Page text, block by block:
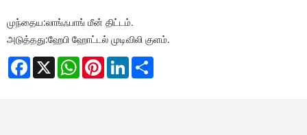
முந்தைய:லாங்ஃபாங் மீன் திட்டம்.
அடுத்தது:ஹேபி ஹோட்டல் முடிவிலி குளம்.
Facebook
X WhatsAppPinterestLinkedIn